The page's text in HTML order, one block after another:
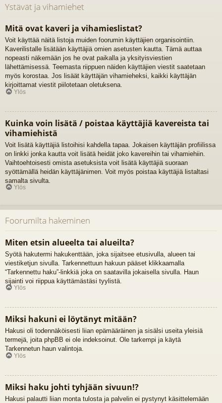
Ystävät ja vihamiehet
Mitä ovat kaveri ja vihamieslistat?
Voit käyttää näitä listoja muiden foorumin käyttäjien organisointiin.
Kaverilistalle lisätään käyttäjiä omien asetusten kautta. Tämä auttaa
nopeasti näkemään jos he ovat paikalla ja yksityisviestien
lähettämisessä. Teemasta riippuen näiden käyttäjien viestit saatetaan
myös korostaa. Jos lisäät käyttäjän vihamieheksi, kaikki käyttäjän
kirjoittamat viestit piilotetaan oletuksena.
Ylös
Kuinka voin lisätä / poistaa käyttäjiä kavereista tai
vihamiehistä
Voit lisätä käyttäjiä listoihisi kahdella tapaa. Jokaisen käyttäjän profiilissa
on linkki jonka kautta voit lisätä heidät joko kavereihin tai vihamiehiin.
Vaihtoehtoisesti omista asetuksista voit lisätä käyttäjiä suoraan
syöttämällä heidän käyttäjänimen. Voit myös poistaa käyttäjiä listaltasi
samalta sivulta.
Ylös
Foorumilta hakeminen
Miten etsin alueelta tai alueilta?
Syötä hakutermi hakukenttään, joka sijaitsee etusivulla, alueen tai
viestiketjun sivulla. Tarkennettuun hakuun pääset klikkaamalla
“Tarkennettu haku”-linkkiä joka on saatavilla jokaisella sivulla. Haun
sijainti voi riippua käyttämästäsi tyylistä.
Ylös
Miksi hakuni ei löytänyt mitään?
Hakusi oli todennäköisesti liian epämääräinen ja sisälsi useita yleisiä
termejä, joita phpBB ei ole indeksoinut. Ole tarkempi ja käytä
Tarkennetun haun valintoja.
Ylös
Miksi haku johti tyhjään sivuun!?
Hakusi palautti liian monta tulosta ja palvelin ei pystynyt käsittelemään